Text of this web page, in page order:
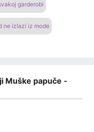
garderobi
ne izlazi iz mode
Muške papuče -